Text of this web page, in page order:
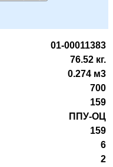
01-00011383
76.52 кг.
0.274 м3
700
159
ППУ-ОЦ
159
6
2